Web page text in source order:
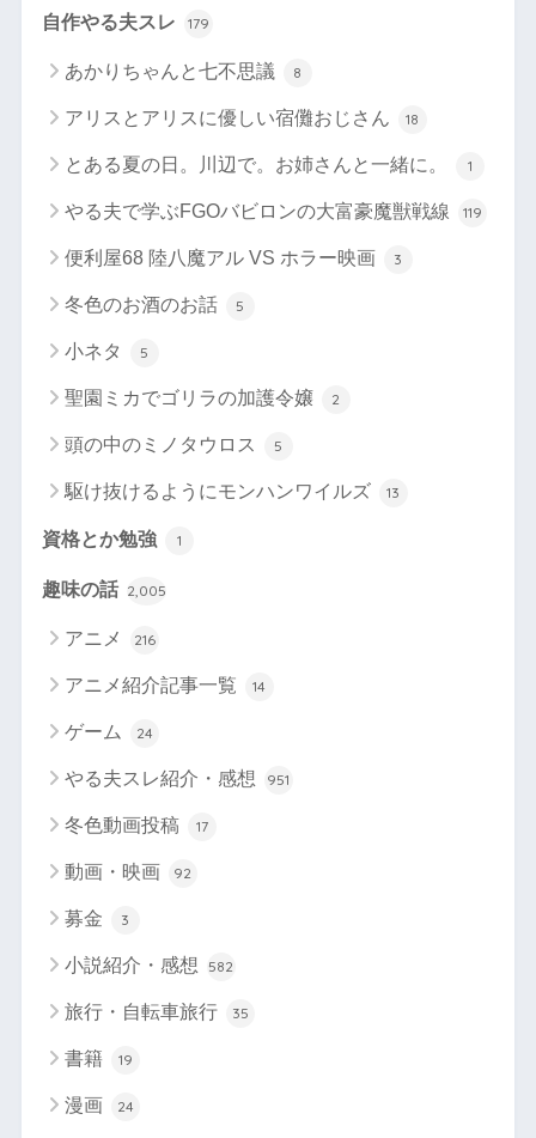
自作やる夫スレ 179
あかりちゃんと七不思議 8
アリスとアリスに優しい宿儺おじさん 18
とある夏の日。川辺で。お姉さんと一緒に。 1
やる夫で学ぶFGOバビロンの大富豪魔獣戦線 119
便利屋68 陸八魔アル VS ホラー映画 3
冬色のお酒のお話 5
小ネタ 5
聖園ミカでゴリラの加護令嬢 2
頭の中のミノタウロス 5
駆け抜けるようにモンハンワイルズ 13
資格とか勉強 1
趣味の話 2,005
アニメ 216
アニメ紹介記事一覧 14
ゲーム 24
やる夫スレ紹介・感想 951
冬色動画投稿 17
動画・映画 92
募金 3
小説紹介・感想 582
旅行・自転車旅行 35
書籍 19
漫画 24